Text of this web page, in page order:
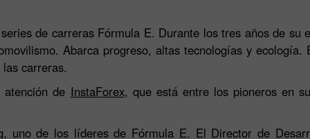
de carreras Fórmula E. Durante los tres años de su
Abarca progreso, altas tecnologías y ecología.
carreras.
de InstaForex, que está entre los pioneros en
uno de los líderes de Fórmula E. El Director de